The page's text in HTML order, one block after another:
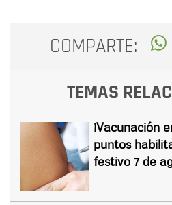
COMPARTE:
TEMAS
¡Vacunación
puntos
festivo 7 de